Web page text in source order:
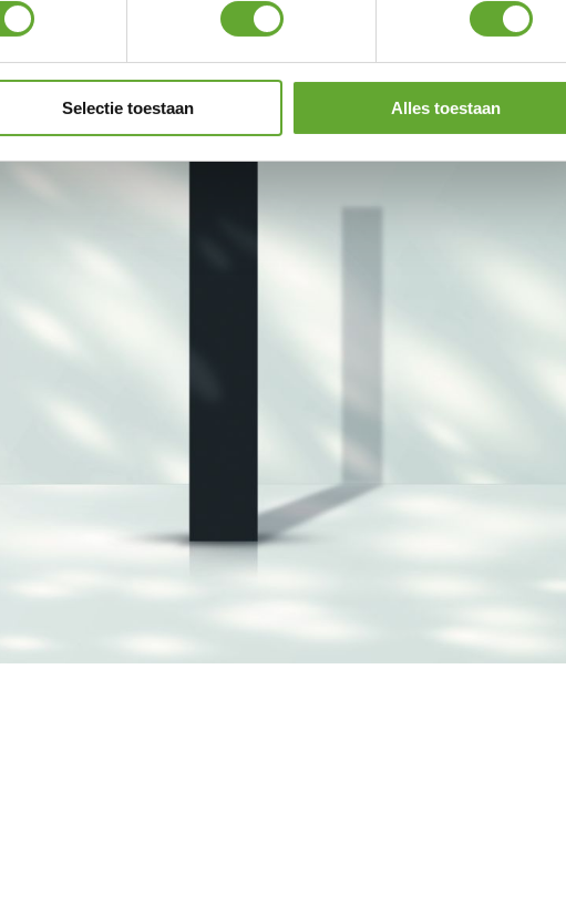
Selectie toestaan Alles toestaan